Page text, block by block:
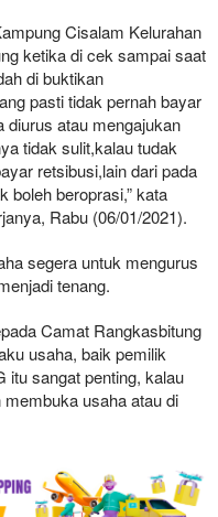
Cisalam Kelurahan
ketika di cek sampai saat
di buktikan
pasti tidak pernah bayar
diurus atau mengajukan
tidak sulit,kalau tudak
retsibusi,lain dari pada
boleh beroprasi,” kata
Rabu (06/01/2021).
segera untuk mengurus
tenang.
Camat Rangkasbitung
usaha, baik pemilik
itu sangat penting, kalau
usaha atau di